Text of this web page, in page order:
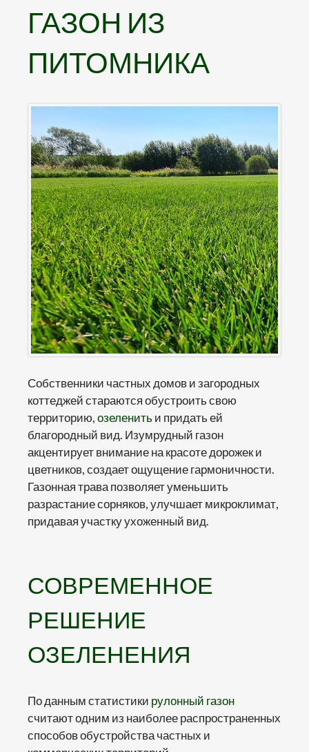
ГАЗОН ИЗ
ПИТОМНИКА
Собственники частных домов и загородных
коттеджей стараются обустроить свою
территорию,озеленитьи придать ей
благородный вид. Изумрудный газон
акцентирует внимание на красоте дорожек и
цветников, создает ощущение гармоничности.
Газонная трава позволяет уменьшить
разрастание сорняков, улучшает микроклимат,
придавая участку ухоженный вид.
СОВРЕМЕННОЕ
РЕШЕНИЕ
ОЗЕЛЕНЕНИЯ
По данным статистики рулонный газон
считают одним из наиболее распространенных
способов обустройства частных и